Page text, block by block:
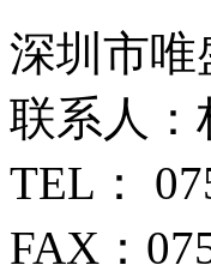
深圳市唯
联系人：
TEL：
FAX：